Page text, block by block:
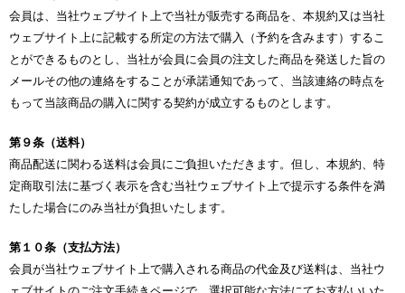
会員は、当社ウェブサイト上で当社が販売する商品を、本規約又は当社
ウェブサイト上に記載する所定の方法で購入（予約を含みます）するこ
とができるものとし、当社が会員に会員の注文した商品を発送した旨の
メールその他の連絡をすることが承諾通知であって、当該連絡の時点を
もって当該商品の購入に関する契約が成立するものとします。
第９条（送料）
商品配送に関わる送料は会員にご負担いただきます。但し、本規約、特
定商取引法に基づく表示を含む当社ウェブサイト上で提示する条件を満
たした場合にのみ当社が負担いたします。
第１０条（支払方法）
会員が当社ウェブサイト上で購入される商品の代金及び送料は、当社ウ